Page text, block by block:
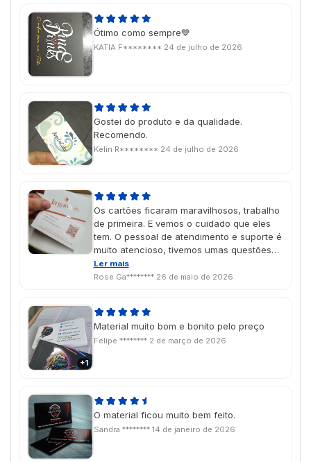
Ótimo como sempre💙
KATIA F******** 24 de julho de 2026
Gostei do produto e da qualidade.
Recomendo.
Kelin R******** 24 de julho de 2026
Os cartões ficaram maravilhosos, trabalho
de primeira. E vemos o cuidado que eles
tem. O pessoal de atendimento e suporte é
muito atencioso, tivemos umas questões
com as NFs e eles atenderam com toda
atenção e cuidado. Super recomendo.
Ler mais
Rose Ga******** 26 de maio de 2026
+1
Material muito bom e bonito pelo preço
Felipe ******** 2 de março de 2026
O material ficou muito bem feito.
Sandra ******** 14 de janeiro de 2026